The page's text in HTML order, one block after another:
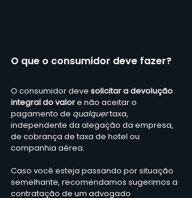
O que o consumidor deve fazer?
O consumidor deve solicitar a devolução
integral do valor e não aceitar o
pagamento de qualquer taxa,
independente da alegação da empresa,
de cobrança de taxa de hotel ou
companhia aérea.
Caso você esteja passando por situação
semelhante, recomendamos sugerimos a
contratação de um advogado